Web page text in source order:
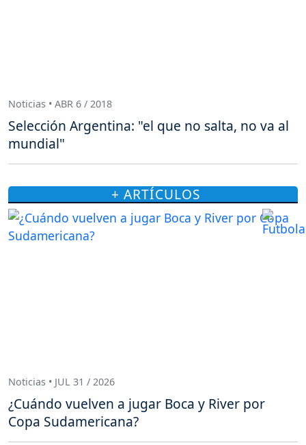
Noticias • ABR 6 / 2018
Selección Argentina: "el que no salta, no va al
mundial"
+ ARTÍCULOS
Noticias • JUL 31 / 2026
¿Cuándo vuelven a jugar Boca y River por
Copa Sudamericana?